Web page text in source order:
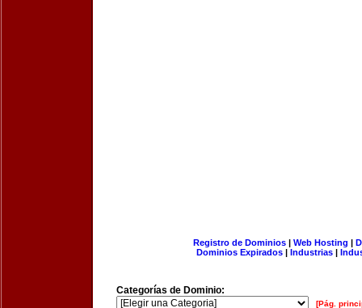
Registro de Dominios| Web Hosting |
Dominios Expirados | Industrias |
Categorías de Dominio:
[Pág.